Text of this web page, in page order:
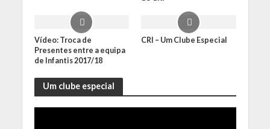
Vídeo: Troca de
Presentes entre a equipa
de Infantis 2017/18
CRI – Um Clube Especial
Um clube especial